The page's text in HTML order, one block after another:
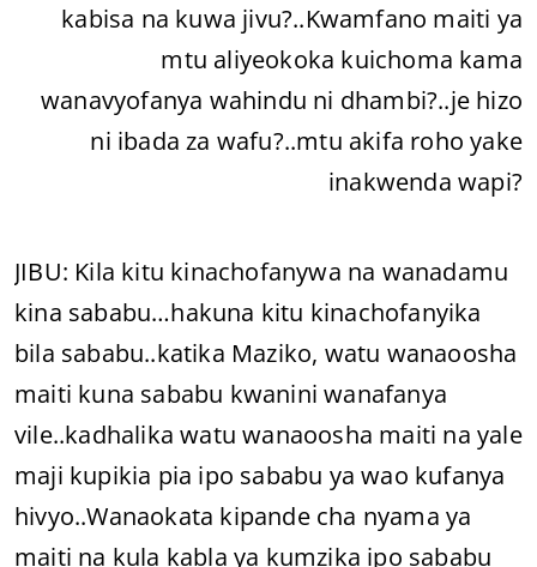
kabisa na kuwa jivu?..Kwamfano maiti ya
mtu aliyeokoka kuichoma kama
wanavyofanya wahindu ni dhambi?..je hizo
ni ibada za wafu?..mtu akifa roho yake
inakwenda wapi?
JIBU: Kila kitu kinachofanywa na wanadamu
kina sababu…hakuna kitu kinachofanyika
bila sababu..katika Maziko, watu wanaoosha
maiti kuna sababu kwanini wanafanya
vile..kadhalika watu wanaoosha maiti na yale
maji kupikia pia ipo sababu ya wao kufanya
hivyo..Wanaokata kipande cha nyama ya
maiti na kula kabla ya kumzika ipo sababu